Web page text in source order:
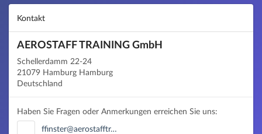
Kontakt
AEROSTAFF TRAINING GmbH
Schellerdamm 22-24
21079 Hamburg Hamburg
Deutschland
Haben Sie Fragen oder Anmerkungen erreichen Sie uns:
ffinster@aerostafftr…